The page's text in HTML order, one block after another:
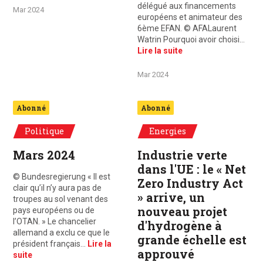
Mar 2024
délégué aux financements
européens et animateur des
6ème EFAN. © AFALaurent
Watrin Pourquoi avoir choisi…
Lire la suite
Mar 2024
Abonné
Politique
Mars 2024
© Bundesregierung « Il est
clair qu’il n’y aura pas de
troupes au sol venant des
pays européens ou de
l’OTAN. » Le chancelier
allemand a exclu ce que le
président français…
Lire la
suite
Abonné
Energies
Industrie verte
dans l'UE : le « Net
Zero Industry Act
» arrive, un
nouveau projet
d'hydrogène à
grande échelle est
approuvé